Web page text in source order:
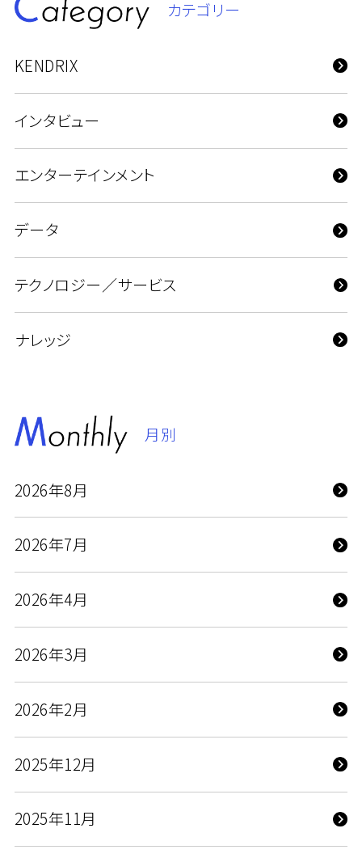
カテゴリー
KENDRIX
インタビュー
エンターテインメント
データ
テクノロジー／サービス
ナレッジ
月別
2026年8月
2026年7月
2026年4月
2026年3月
2026年2月
2025年12月
2025年11月